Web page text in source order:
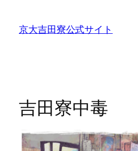
京大吉田寮公式サイト
吉田寮中毒